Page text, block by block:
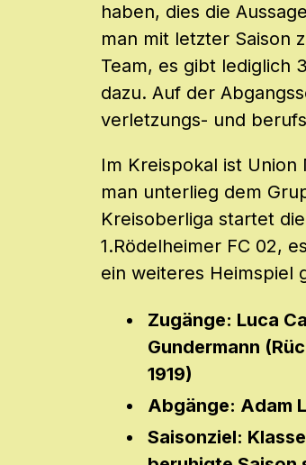
haben, dies die
man mit letzter Saison
Team, es gibt lediglich
dazu. Auf der
verletzungs- und
Im Kreispokal ist
man unterlieg dem
Kreisoberliga startet
1.Rödelheimer FC 02,
ein weiteres Heimspiel
Zugänge: Luca
Gundermann
1919)
Abgänge: Adam
Saisonziel: